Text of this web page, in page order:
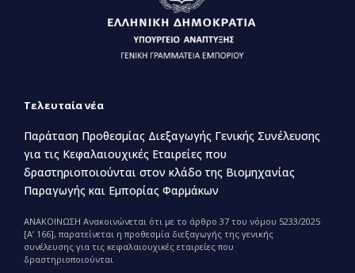
Τελευταία νέα
Παράταση Προθεσμίας Διεξαγωγής Γενικής Συνέλευσης
για τις Κεφαλαιουχικές Εταιρείες που
δραστηριοποιούνται στον κλάδο της Βιομηχανίας
Παραγωγής και Εμπορίας Φαρμάκων
ΑΝΑΚΟΙΝΩΣΗ Ανακοινώνεται ότι με το άρθρο 37 του νόμου 5233/2025
[Α’ 166], παρατείνεται η προθεσμία διεξαγωγής της γενικής
συνέλευσης για τις κεφαλαιουχικές εταιρείες που
δραστηριοποιούνται